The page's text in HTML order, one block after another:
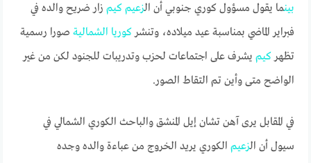
بينما يقول مسؤول كوري جنوبي أن الزعيم كيم زار ضريح والده في
فبراير الماضي بمناسبة عيد ميلاده، وتنشركوريا الشمالية صورا رسمية
تظهركيم يشرف على اجتماعات لحزب وتدريبات للجنود لكن من غير
الواضح متى وأين تم التقاط الصور.
في المقابل يرى آهن تشان إيل المنشق والباحث الكوري الشمالي في
سيول أن الزعيم الكوري يريد الخروج من عباءة والده وجده